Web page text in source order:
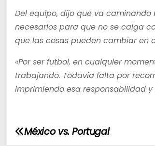
Del equipo, dijo que va
necesarios para que no se caiga
que las cosas pueden cambiar en
«Por ser futbol, en cualquier
trabajando. Todavía falta por
imprimiendo esa responsabilidad
NMéxico vs. Portugal